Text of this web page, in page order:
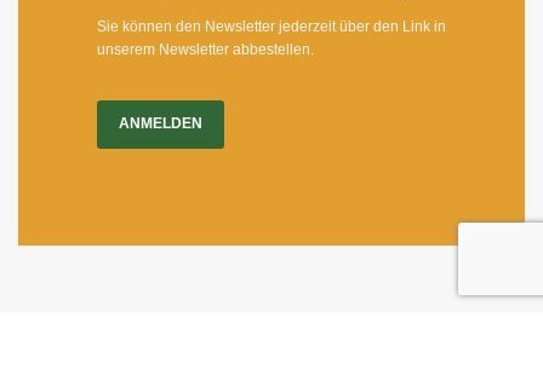
Sie können den Newsletter jederzeit über den Link in
unserem Newsletter abbestellen.
ANMELDEN